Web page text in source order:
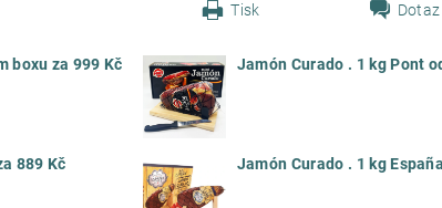
Tisk Dotaz
boxu za 999 Kč Jamón Curado . 1 kg Pont
889 Kč Jamón Curado . 1 kg